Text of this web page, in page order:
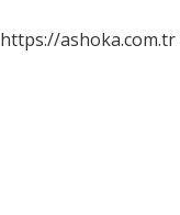
https://ashoka.com.tr